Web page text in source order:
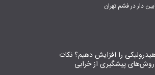
دار در فشم تهران
را افزایش دهیم؟ نکات
پیشگیری از خرابی